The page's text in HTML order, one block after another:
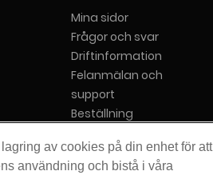
Mina sidor
Frågor och svar
Driftinformation
Felanmälan och
support
Beställning
Bredbandsrådgivaren
Vår cookiepolicy
av cookies på din enhet för att
användning och bistå i våra